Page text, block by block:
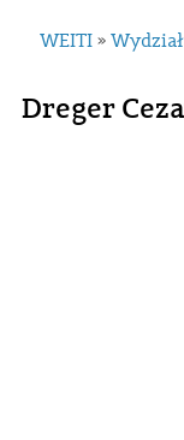
WEITI » Wydział
Dreger